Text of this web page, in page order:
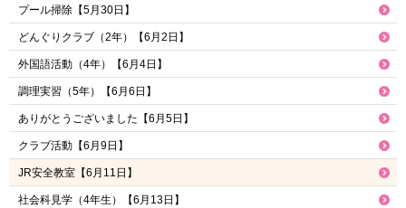
プール掃除【5月30日】
どんぐりクラブ（2年）【6月2日】
外国語活動（4年）【6月4日】
調理実習（5年）【6月6日】
ありがとうございました【6月5日】
クラブ活動【6月9日】
JR安全教室【6月11日】
社会科見学（4年生）【6月13日】